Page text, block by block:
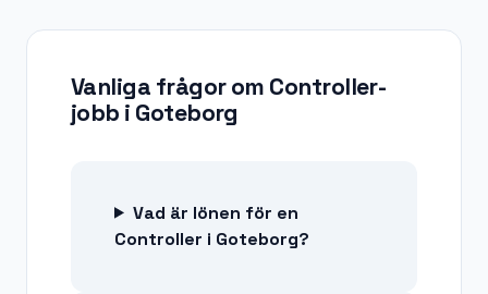
Vanliga frågor om Controller-
jobb i Goteborg
Vad är lönen för en
Controller i Goteborg?